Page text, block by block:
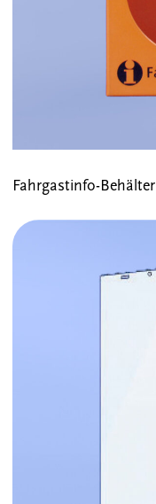
Fahrgastinfo-Behälter